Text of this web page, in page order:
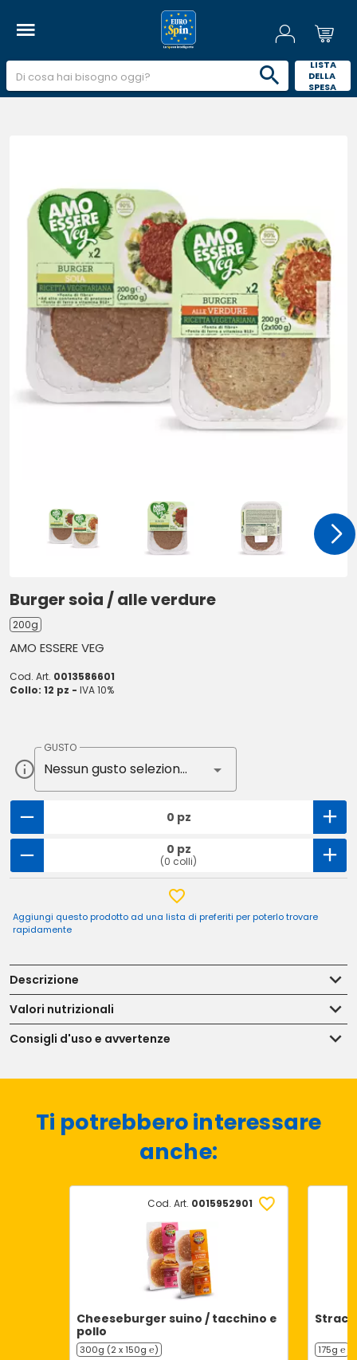
LISTA
DELLA
SPESA
Burger soia / alle verdure
200g
AMO ESSERE VEG
Cod. Art. 0013586601
Collo: 12 pz - IVA 10%
GUSTO
Nessun gusto selezionato
0 pz
0 pz
(0 colli)
Aggiungi questo prodotto ad una lista di preferiti per poterlo trovare
rapidamente
Descrizione
Valori nutrizionali
Consigli d'uso e avvertenze
Ti potrebbero interessare
anche:
Cod. Art. 0015952901
Cheeseburger suino / tacchino e
pollo
300g (2 x 150g ℮) 175g ℮